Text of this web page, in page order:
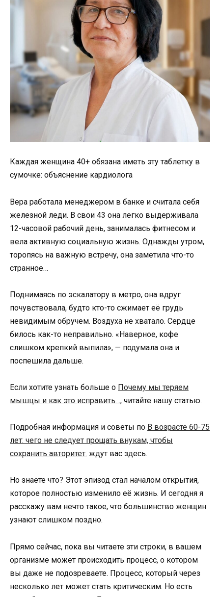
Каждая женщина 40+ обязана иметь эту таблетку в
сумочке: объяснение кардиолога
Вера работала менеджером в банке и считала себя
железной леди. В свои 43 она легко выдерживала
12-часовой рабочий день, занималась фитнесом и
вела активную социальную жизнь. Однажды утром,
торопясь на важную встречу, она заметила что-то
странное…
Поднимаясь по эскалатору в метро, она вдруг
почувствовала, будто кто-то сжимает её грудь
невидимым обручем. Воздуха не хватало. Сердце
билось как-то неправильно. «Наверное, кофе
слишком крепкий выпила», — подумала она и
поспешила дальше.
Если хотите узнать больше о Почему мы теряем
мышцы и как это исправить…, читайте нашу статью.
Подробная информация и советы по В возрасте 60-75
лет: чего не следует прощать внукам, чтобы
сохранить авторитет. ждут вас здесь.
Но знаете что? Этот эпизод стал началом открытия,
которое полностью изменило её жизнь. И сегодня я
расскажу вам нечто такое, что большинство женщин
узнают слишком поздно.
Прямо сейчас, пока вы читаете эти строки, в вашем
организме может происходить процесс, о котором
вы даже не подозреваете. Процесс, который через
несколько лет может стать критическим. Но есть